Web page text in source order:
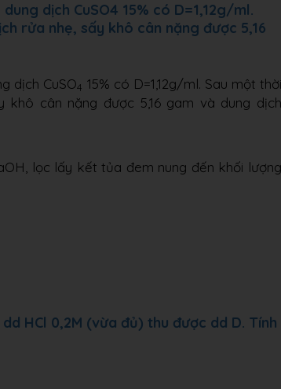
dịch CuSO4 15% có D=1,12g/ml.
rửa nhẹ, sấy khô cân nặng được 5,16
dịch CuSO4 15% có D=1,12g/ml. Sau một
cân nặng được 5,16 gam và dung dịch
lọc lấy kết tủa đem nung đến khối lượng
HCl 0,2M (vừa đủ) thu được dd D. Tính